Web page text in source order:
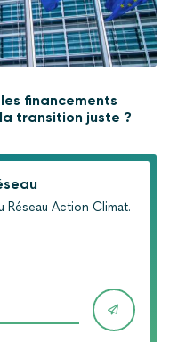
financements
transition juste ?
Réseau Action Climat.